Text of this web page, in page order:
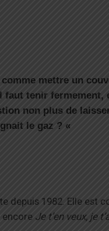
mettre un
tenir fermement,
non plus de
le gaz ? «
depuis 1982. Elle est
Je t’en veux, je